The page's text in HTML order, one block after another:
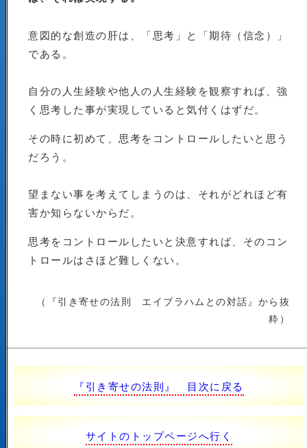
意図的な創造の肝は、「思考」と「期待（信念）」
である。
自分の人生経験や他人の人生経験を観察すれば、強
く思考した事が実現していると気付くはずだ。
その時に初めて、思考をコントロールしたいと思う
だろう。
望まない事を考えてしまうのは、それがどれほど有
害か知らないからだ。
思考をコントロールしたいと決意すれば、そのコン
トロールはさほど難しくない。
（『引き寄せの法則 エイブラハムとの対話』から抜
粋）
『引き寄せの法則』 目次に戻る
サイトのトップページへ行く